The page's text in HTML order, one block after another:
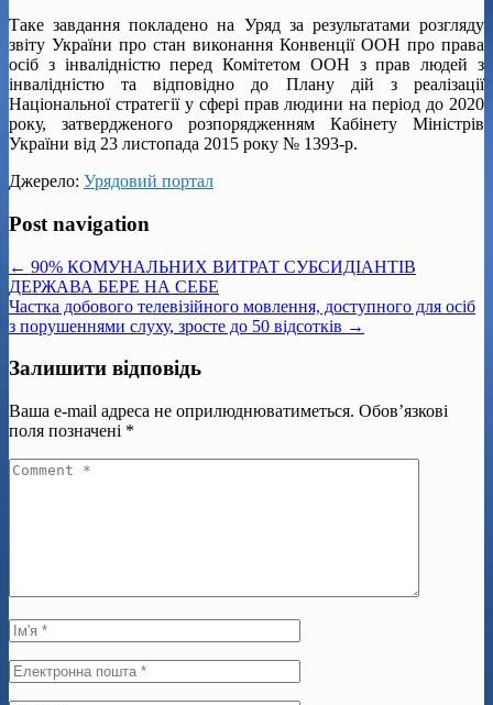
Таке завдання покладено на Уряд за результатами розгляду
звіту України про стан виконання Конвенції ООН про права
осіб з інвалідністю перед Комітетом ООН з прав людей з
інвалідністю та відповідно до Плану дій з реалізації
Національної стратегії у сфері прав людини на період до 2020
року, затвердженого розпорядженням Кабінету Міністрів
України від 23 листопада 2015 року № 1393-р.
Джерело: Урядовий портал
Post navigation
← 90% КОМУНАЛЬНИХ ВИТРАТ СУБСИДІАНТІВ
ДЕРЖАВА БЕРЕ НА СЕБЕ
Частка добового телевізійного мовлення, доступного для осіб
з порушеннями слуху, зросте до 50 відсотків →
Залишити відповідь
Ваша e-mail адреса не оприлюднюватиметься. Обов’язкові
поля позначені *